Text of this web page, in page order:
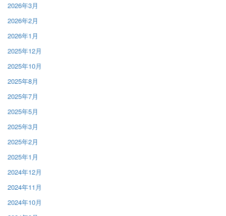
2026年3月
2026年2月
2026年1月
2025年12月
2025年10月
2025年8月
2025年7月
2025年5月
2025年3月
2025年2月
2025年1月
2024年12月
2024年11月
2024年10月